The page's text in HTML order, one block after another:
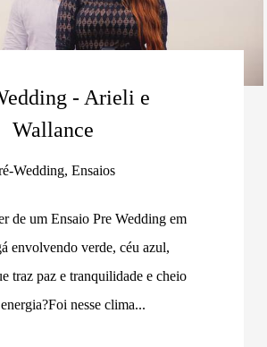
- Arieli e
Wallance
Wedding, Ensaios
de um Ensaio Pre Wedding em
envolvendo verde, céu azul,
traz paz e tranquilidade e cheio
nesse clima...